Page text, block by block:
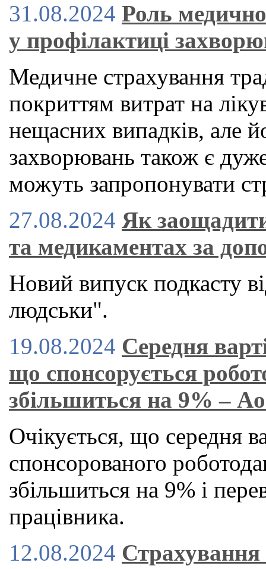
31.08.2024 Роль
у профілактиці
Медичне страхування
покриттям витрат на
нещасних випадків, але
захворювань також є
можуть запропонувати
27.08.2024 Як
та медикаментах за
Новий випуск подкасту
людськи".
19.08.2024 Середня
що спонсорується
збільшиться на 9% –
Очікується, що середня
спонсорованого
збільшиться на 9% і
працівника.
12.08.2024 Страхування